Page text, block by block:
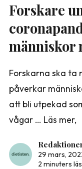
Forskare
människor
Forskarna ska ta
påverkar
att bli utpekad
vågar … Läs mer,
29 mars,
2 minuters